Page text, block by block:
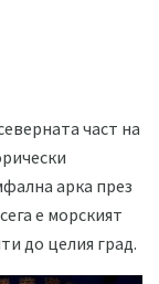
част на
арка през
е морският
до целия град.